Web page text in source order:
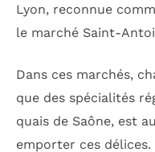
Lyon, reconnue
le marché Saint-
Dans ces marchés,
que des spécialités
quais de Saône, est
emporter ces délices.